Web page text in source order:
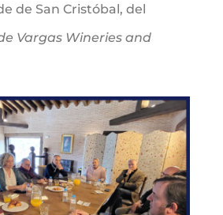
de San Cristóbal, del
Vargas Wineries and